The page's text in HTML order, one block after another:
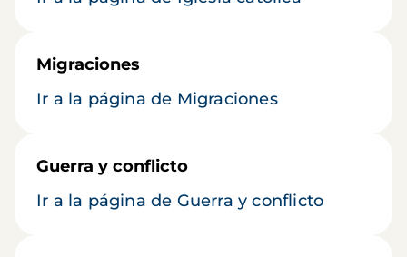
Migraciones
Ir a la página de Migraciones
Guerra y conflicto
Ir a la página de Guerra y conflicto